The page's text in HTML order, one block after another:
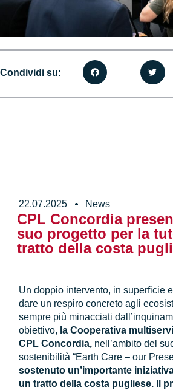
22.07.2025 News
CPL Concordia
suo progetto per la
tratto della costa
Un doppio intervento, in superficie
dare un respiro concreto agli
sempre più minacciati
obiettivo, la Cooperativa
CPL Concordia, nell’ambito del
sostenibilità “Earth Care – our
sostenuto un’importante
un tratto della costa pugliese. Il
Condividi su: